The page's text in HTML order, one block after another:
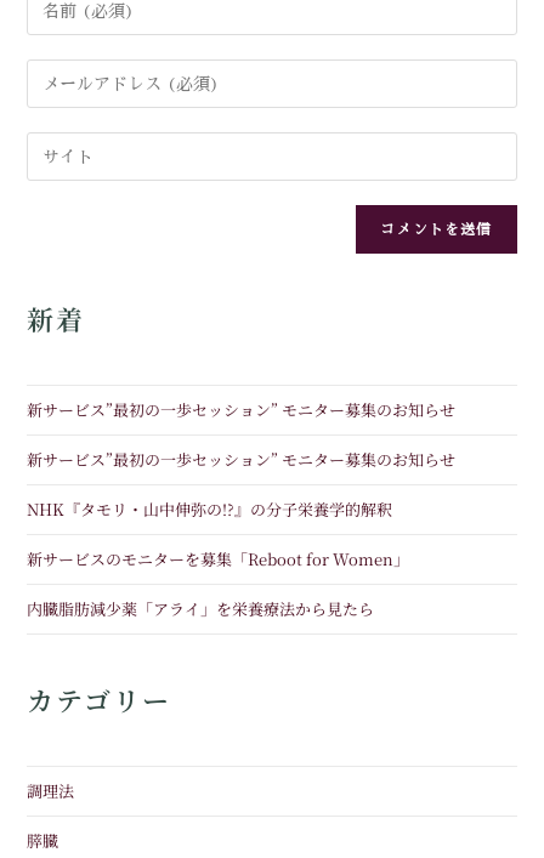
新着
新サービス”最初の一歩セッション” モニター募集のお知らせ
新サービス”最初の一歩セッション” モニター募集のお知らせ
NHK『タモリ・山中伸弥の!?』の分子栄養学的解釈
新サービスのモニターを募集「Reboot for Women」
内臓脂肪減少薬「アライ」を栄養療法から見たら
カテゴリー
調理法
膵臓